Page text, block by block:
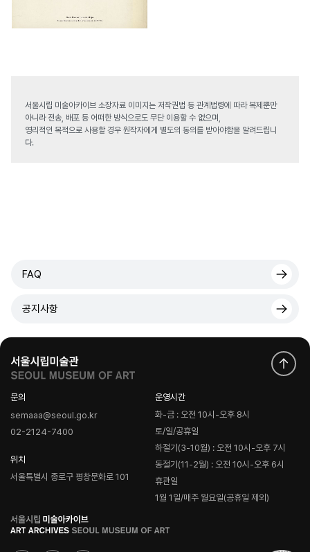
서울시립 미술아카이브 소장자료 이미지는 저작권법 등 관계법령에 따라 복제뿐만
아니라 전송, 배포 등 어떠한 방식으로도 무단 이용할 수 없으며,
영리적인 목적으로 사용할 경우 원작자에게 별도의 동의를 받아야함을 알려드립니
다.
FAQ
공지사항
문의
semaaa@seoul.go.kr
02-2124-7400
위치
서울특별시 종로구 평창문화로 101
운영시간
화-금 : 오전 10시-오후 8시
토/일/공휴일
하절기(3-10월) : 오전 10시-오후 7시
동절기(11-2월) : 오전 10시-오후 6시
휴관일
1월 1일/매주 월요일(공휴일 제외)
로
고